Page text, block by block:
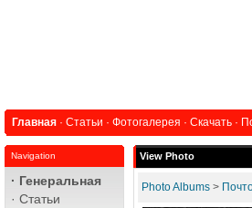
Главная · Статьи · Фотогалерея · Скачать ·
Navigation
· Генеральная
· Статьи
View Photo
Photo Albums >